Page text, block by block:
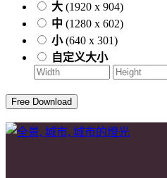
大 (1920 x 904)
中 (1280 x 602)
小(640 x 301)
自定义大小
Free Download